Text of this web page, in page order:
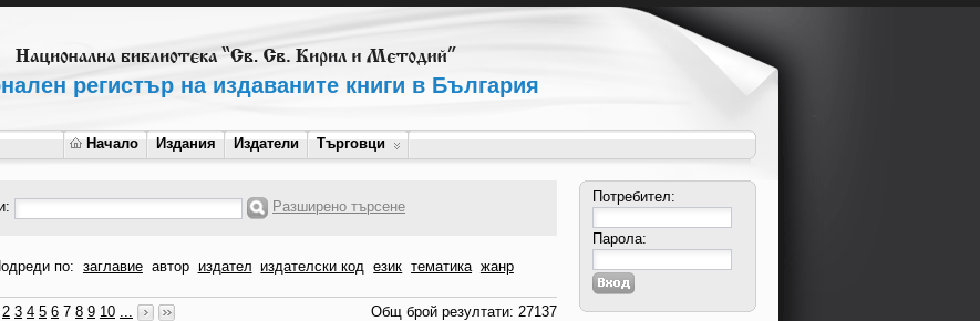
регистър на издаваните книги в България
Начало Издания Издатели Търговци
Разширено търсене
по: заглавие автор издател издателски код език тематика жанр
2 3 4 5 6 7 8 9 10 ... Общ брой резултати: 27137
Потребител:
Парола: